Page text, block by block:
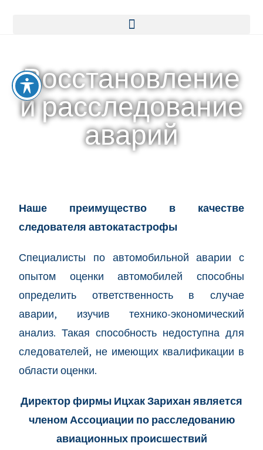
Восстановление
и расследование
аварий
Наше преимущество в качестве
следователя автокатастрофы
Специалисты по автомобильной аварии с
опытом оценки автомобилей способны
определить ответственность в случае
аварии, изучив технико-экономический
анализ. Такая способность недоступна для
следователей, не имеющих квалификации в
области оценки.
Директор фирмы Ицхак Зарихан является
членом Ассоциации по расследованию
авиационных происшествий